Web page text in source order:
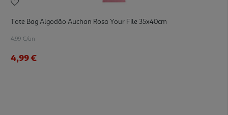
Tote Bag Algodão Auchan Rosa Your File 35x40cm
4.99 €/un
4,99 €